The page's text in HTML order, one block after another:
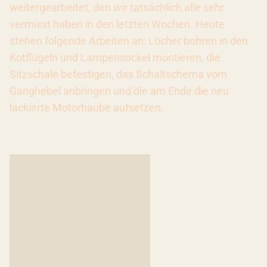
weitergearbeitet, den wir tatsächlich alle sehr
vermisst haben in den letzten Wochen. Heute
stehen folgende Arbeiten an: Löcher bohren in den
Kotflügeln und Lampensockel montieren, die
Sitzschale befestigen, das Schaltschema vom
Ganghebel anbringen und die am Ende die neu
lackierte Motorhaube aufsetzen.